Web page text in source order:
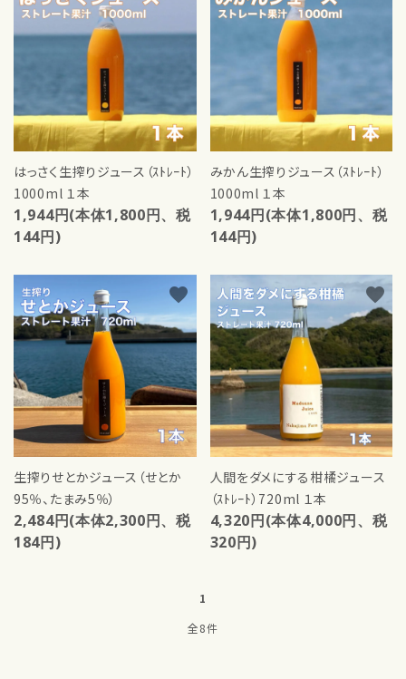
はっさく生搾りジュース（ｽﾄﾚｰﾄ）
1000ml １本
1,944円(本体1,800円、税
144円)
みかん生搾りジュース（ｽﾄﾚｰﾄ）
1000ml １本
1,944円(本体1,800円、税
144円)
生搾りせとかジュース（せとか
95％、たまみ5％）
2,484円(本体2,300円、税
184円)
favorite
人間をダメにする柑橘ジュース
（ｽﾄﾚｰﾄ）720ml １本
4,320円(本体4,000円、税
320円)
favorite
1
全8件
キーワード
カテゴリー
検索する